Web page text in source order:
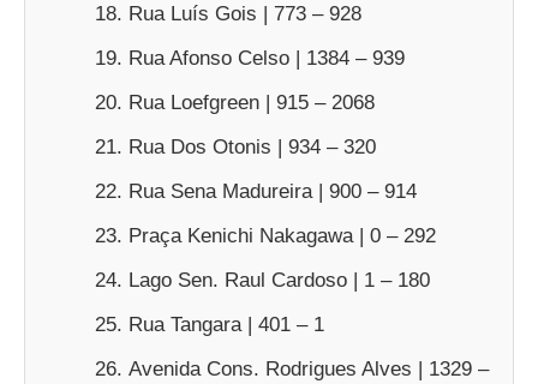
Rua Luís Gois | 773 – 928
Rua Afonso Celso | 1384 – 939
Rua Loefgreen | 915 – 2068
Rua Dos Otonis | 934 – 320
Rua Sena Madureira | 900 – 914
Praça Kenichi Nakagawa | 0 – 292
Lago Sen. Raul Cardoso | 1 – 180
Rua Tangara | 401 – 1
Avenida Cons. Rodrigues Alves | 1329 –